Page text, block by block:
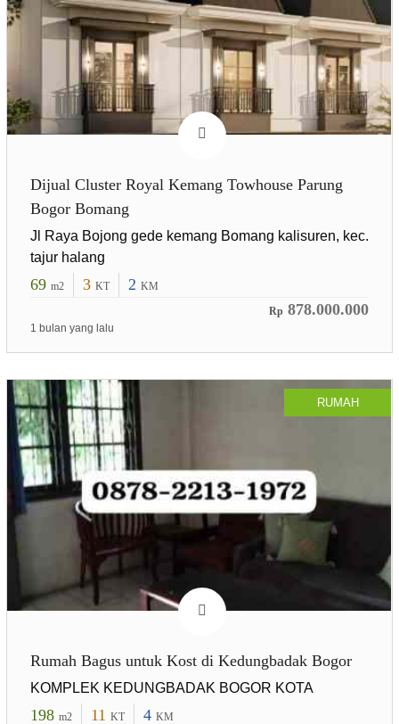
Dijual Cluster Royal Kemang Towhouse Parung
Bogor Bomang
Jl Raya Bojong gede kemang Bomang kalisuren, kec.
tajur halang
69 m2 3 KT 2 KM
Rp 878.000.000
1 bulan yang lalu
RUMAH
Rumah Bagus untuk Kost di Kedungbadak Bogor
KOMPLEK KEDUNGBADAK BOGOR KOTA
198 m2 11 KT 4 KM